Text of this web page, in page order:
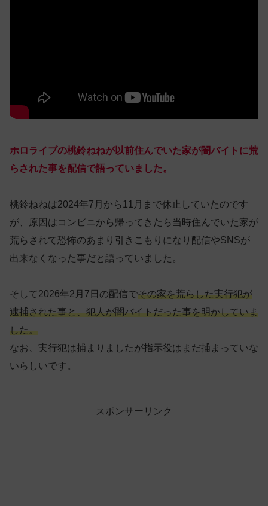
ホロライブの桃鈴ねねが以前住んでいた家が闇バイトに荒
らされた事を配信で語っていました。
桃鈴ねねは2024年7月から11月まで休止していたのです
が、原因はコンビニから帰ってきたら当時住んでいた家が
荒らされて恐怖のあまり引きこもりになり配信やSNSが
出来なくなった事だと語っていました。
そして2026年2月7日の配信でその家を荒らした実行犯が
逮捕された事と、犯人が闇バイトだった事を明かしていま
した。
なお、実行犯は捕まりましたが指示役はまだ捕まっていな
いらしいです。
スポンサーリンク